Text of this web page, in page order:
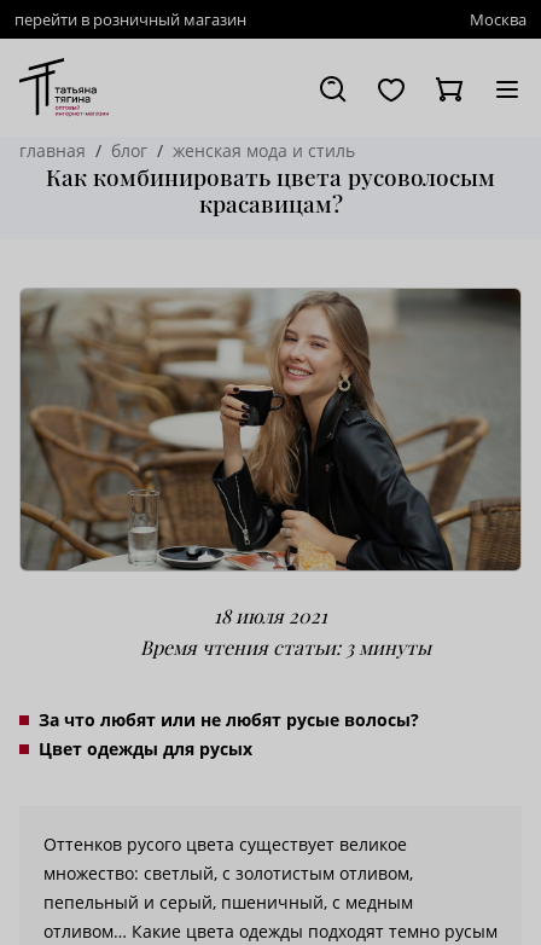
перейти в розничный магазин Москва
главная блог женская мода и стиль
Как комбинировать цвета русоволосым
красавицам?
18 июля 2021
Время чтения статьи: 3 минуты
За что любят или не любят русые волосы?
Цвет одежды для русых
Оттенков русого цвета существует великое
множество: светлый, с золотистым отливом,
пепельный и серый, пшеничный, с медным
отливом… Какие цвета одежды подходят темно русым